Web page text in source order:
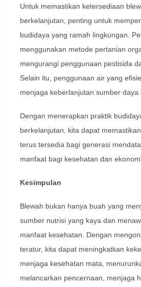
Untuk memastikan ketersediaan
berkelanjutan, penting untuk
budidaya yang ramah lingkungan.
menggunakan metode pertanian
mengurangi penggunaan pestisida
Selain itu, penggunaan air yang
menjaga keberlanjutan sumber daya
Dengan menerapkan praktik
berkelanjutan, kita dapat
terus tersedia bagi generasi
manfaat bagi kesehatan dan
Kesimpulan
Blewah bukan hanya buah yang
sumber nutrisi yang kaya dan
manfaat kesehatan. Dengan
teratur, kita dapat meningkatkan
menjaga kesehatan mata,
melancarkan pencernaan, menjaga